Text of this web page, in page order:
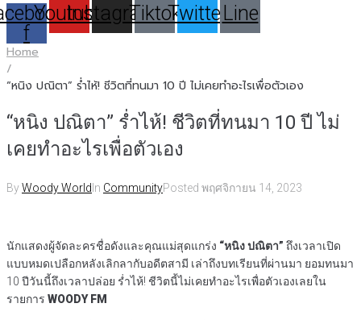
f
Youtube
Instagram
TiktokTwitterLine
Home
/
“หนิง ปณิตา” ร่ำไห้! ชีวิตที่ทนมา 10 ปี ไม่เคยทำอะไรเพื่อตัวเอง
“หนิง ปณิตา” ร่ำไห้! ชีวิตที่ทนมา 10 ปี ไม่
เคยทำอะไรเพื่อตัวเอง
ByWoody World In CommunityPosted พฤศจิกายน 14, 2023
นักแสดงผู้จัดละครชื่อดังและคุณแม่สุดแกร่ง “หนิง ปณิตา” ถึงเวลาเปิด
แบบหมดเปลือกหลังเลิกลากับอดีตสามี เล่าถึงบทเรียนที่ผ่านมา ยอมทนมา
10 ปีวันนี้ถึงเวลาปล่อย ร่ำไห้! ชีวิตนี้ไม่เคยทำอะไรเพื่อตัวเองเลยใน
รายการ WOODY FM